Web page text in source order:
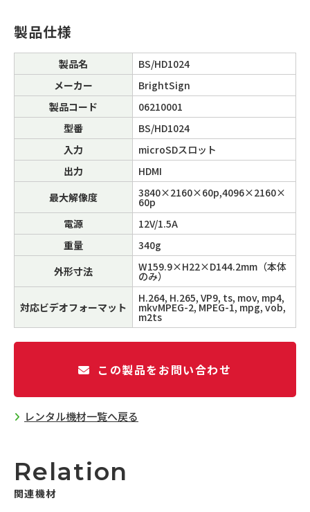
製品仕様
製品名
BS/HD1024
メーカー
BrightSign
製品コード
06210001
型番
BS/HD1024
入力
microSDスロット
出力
HDMI
最大解像度
3840×2160×60p,4096×2160×
60p
電源
12V/1.5A
重量
340g
外形寸法
W159.9×H22×D144.2mm（本体
のみ）
対応ビデオフォーマット
H.264, H.265, VP9, ts, mov, mp4,
mkvMPEG-2, MPEG-1, mpg, vob,
m2ts
この製品をお問い合わせ
レンタル機材一覧へ戻る
Relation
関連機材